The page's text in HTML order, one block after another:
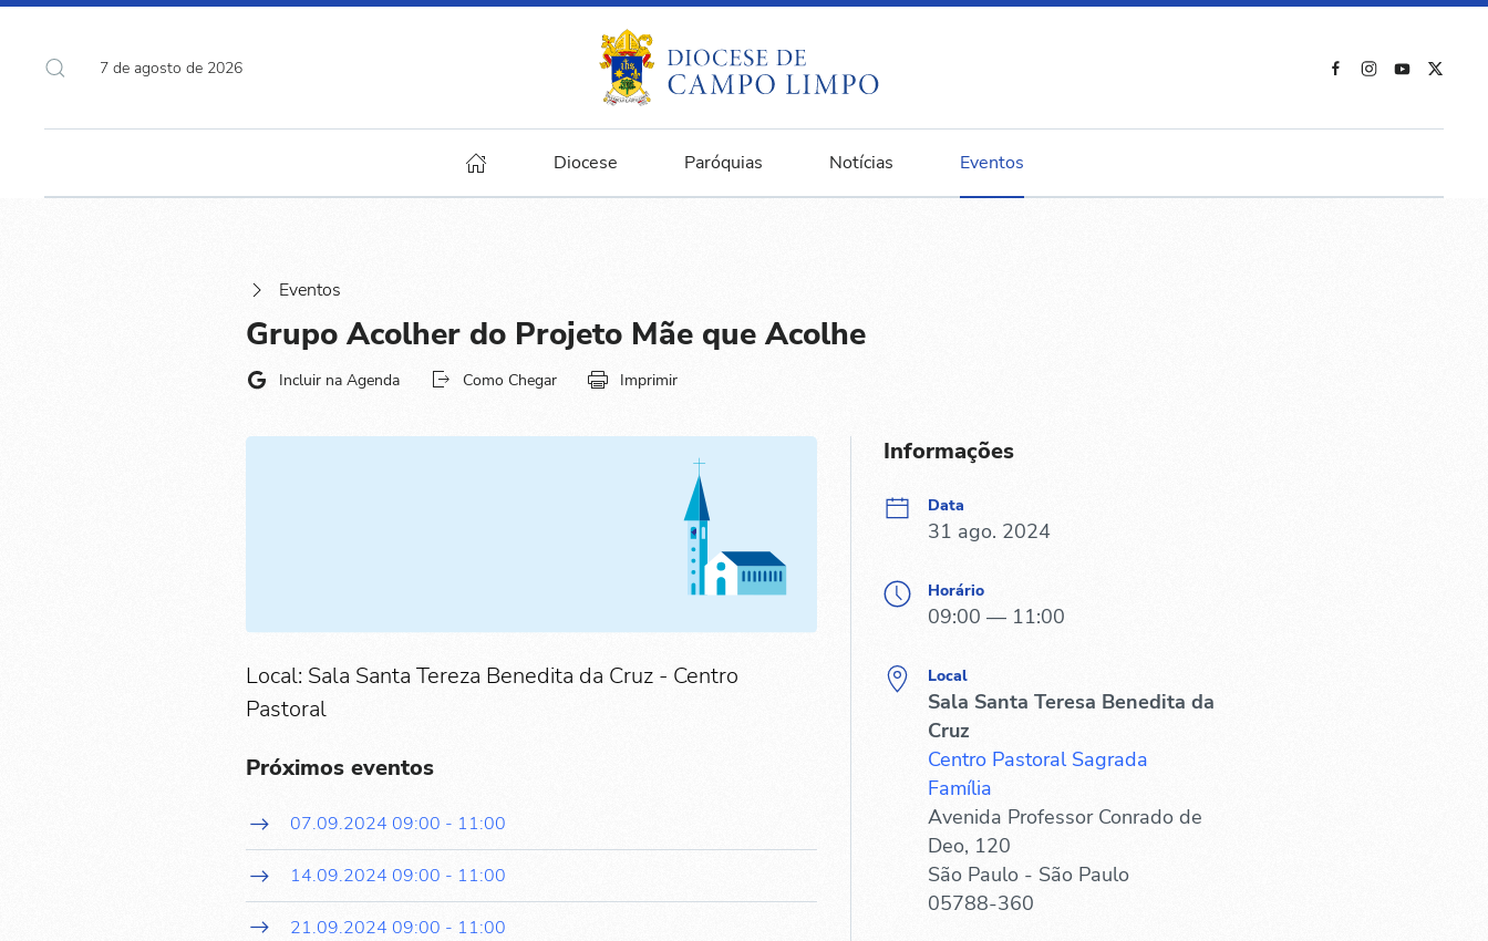
7 de agosto de 2026
Diocese Paróquias Notícias Eventos
Eventos
Grupo Acolher do Projeto Mãe que Acolhe
Incluir na Agenda Como Chegar Imprimir
Local: Sala Santa Tereza Benedita da Cruz - Centro
Pastoral
Próximos eventos
07.09.2024 09:00 - 11:00
14.09.2024 09:00 - 11:00
21.09.2024 09:00 - 11:00
Informações
Data
31 ago. 2024
Horário
09:00 — 11:00
Local
Sala Santa Teresa Benedita da
Cruz
Centro Pastoral Sagrada
Família
Avenida Professor Conrado de
Deo, 120
São Paulo - São Paulo
05788-360